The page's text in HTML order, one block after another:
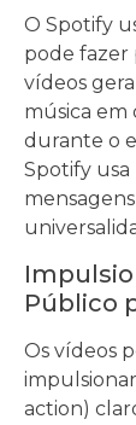
O Spotify
pode fazer
vídeos
música em
durante o
Spotify
Público
Os vídeos
action)